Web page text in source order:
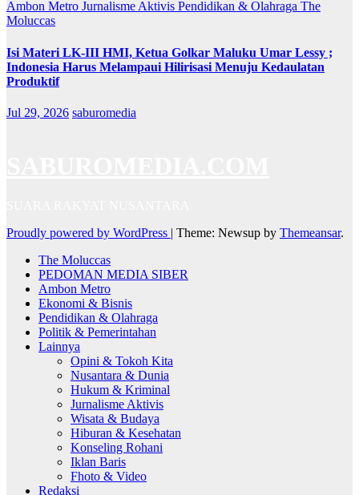
Ambon Metro Jurnalisme Aktivis Pendidikan & Olahraga The
Moluccas
Isi Materi LK-III HMI, Ketua Golkar Maluku Umar Lessy ;
Indonesia Harus Melampaui Hilirisasi Menuju Kedaulatan
Produktif
Jul 29, 2026 saburomedia
Proudly powered by WordPress | Theme: Newsup by Themeansar.
The Moluccas
PEDOMAN MEDIA SIBER
Ambon Metro
Ekonomi & Bisnis
Pendidikan & Olahraga
Politik & Pemerintahan
Lainnya
Opini & Tokoh Kita
Nusantara & Dunia
Hukum & Kriminal
Jurnalisme Aktivis
Wisata & Budaya
Hiburan & Kesehatan
Konseling Rohani
Iklan Baris
Fhoto & Video
Redaksi